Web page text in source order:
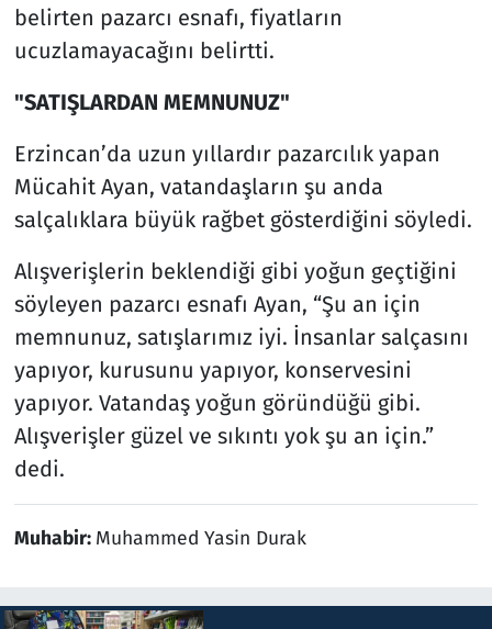
belirten pazarcı esnafı, fiyatların
ucuzlamayacağını belirtti.
"SATIŞLARDAN MEMNUNUZ"
Erzincan’da uzun yıllardır pazarcılık yapan
Mücahit Ayan, vatandaşların şu anda
salçalıklara büyük rağbet gösterdiğini söyledi.
Alışverişlerin beklendiği gibi yoğun geçtiğini
söyleyen pazarcı esnafı Ayan, “Şu an için
memnunuz, satışlarımız iyi. İnsanlar salçasını
yapıyor, kurusunu yapıyor, konservesini
yapıyor. Vatandaş yoğun göründüğü gibi.
Alışverişler güzel ve sıkıntı yok şu an için.”
dedi.
Muhabir: Muhammed Yasin Durak